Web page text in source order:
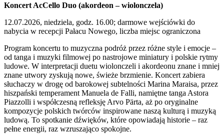
Koncert AcCello Duo (akordeon – wiolonczela)
12.07.2026, niedziela, godz. 16.00; darmowe wejściówki do
nabycia w recepcji Pałacu Nowego, liczba miejsc ograniczona
Program koncertu to muzyczna podróż przez różne style i emocje –
od tanga i muzyki filmowej po nastrojowe miniatury i polskie rytmy
ludowe. W interpretacji duetu wiolonczeli i akordeonu znane i mniej
znane utwory zyskują nowe, świeże brzmienie. Koncert zabiera
słuchaczy w drogę od barokowej subtelności Marina Maraisa, przez
hiszpański temperament Manuela de Falli, namiętne tanga Astora
Piazzolli i współczesną refleksję Arvo Pärta, aż po oryginalne
kompozycje polskich twórców inspirowane naszą kulturą i muzyką
ludową. To spotkanie dźwięków, które opowiadają historie – raz
pełne energii, raz wzruszająco spokojne.